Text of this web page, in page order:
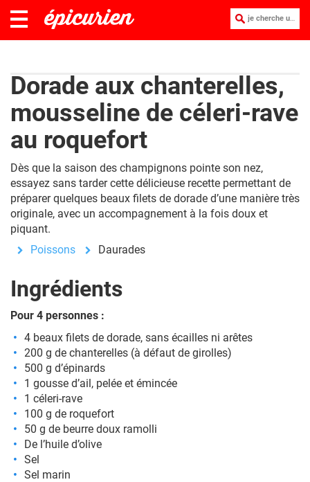
je cherche une recette :
Dorade aux chanterelles,
mousseline de céleri-rave
au roquefort
Dès que la saison des champignons pointe son nez,
essayez sans tarder cette délicieuse recette permettant de
préparer quelques beaux filets de dorade d’une manière très
originale, avec un accompagnement à la fois doux et
piquant.
Poissons
Daurades
Ingrédients
Pour 4 personnes :
4 beaux filets de dorade, sans écailles ni arêtes
200 g de chanterelles (à défaut de girolles)
500 g d’épinards
1 gousse d’ail, pelée et émincée
1 céleri-rave
100 g de roquefort
50 g de beurre doux ramolli
De l’huile d’olive
Sel
Sel marin